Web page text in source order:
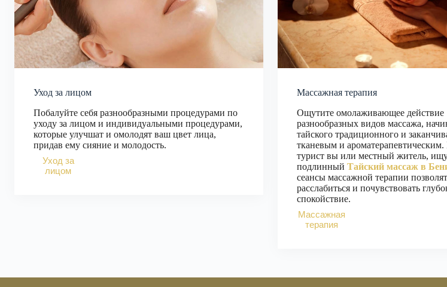
Уход за лицом
Побалуйте себя разнообразными процедурами по
уходу за лицом и индивидуальными процедурами,
которые улучшат и омолодят ваш цвет лица,
придав ему сияние и молодость.
Уход за
лицом
Массажная терапия
Ощутите омолаживающее действие
разнообразных видов массажа,
тайского традиционного и
тканевым и
турист вы или местный житель,
подлинный Тайский массаж в
сеансы массажной терапии
расслабиться и почувствовать
спокойствие.
Массажная
терапия